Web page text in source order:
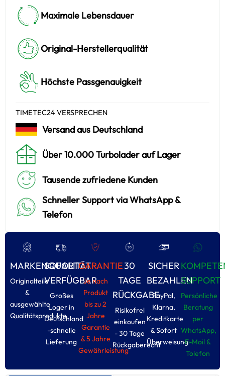
Maximale Lebensdauer
Original-Herstellerqualität
Höchste Passgenauigkeit
TIMETEC24 VERSPRECHEN
Versand aus Deutschland
Über 10.000 Turbolader auf Lager
Tausende zufriedene Kunden
Schneller Support via WhatsApp &
Telefon
MARKENQUALITÄT
Originalteile
&
ausgewählte
Qualitätsprodukte
SOFORT
VERFÜGBAR
Großes
Loger in
Deutschland
-schnelle
Lieferung
GARANTIE
Je nach
Produkt
bis zu 2
Jahre
Garantie
& 5 Jahre
Gewährleistung
30
TAGE
RÜCKGABE
Risikofrel
einkoufen
- 30 Tage
Rückgaberecht
SICHER
BEZAHLEN
PayPal,
Klarna,
Kreditkarte
& Sofort
Überweisung
SUPPORT
Persönliche
Beratung
per
WhatsApp,
E-Moil &
Tolefon